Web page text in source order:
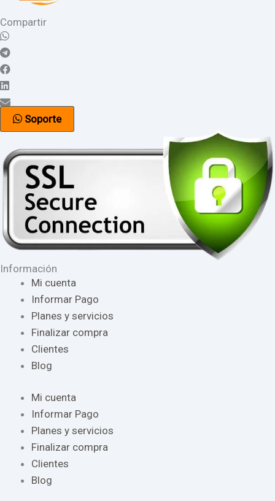
Compartir
Soporte
Información
Mi cuenta
Informar Pago
Planes y servicios
Finalizar compra
Clientes
Blog
Mi cuenta
Informar Pago
Planes y servicios
Finalizar compra
Clientes
Blog